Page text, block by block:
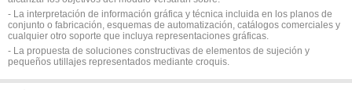
- La interpretación de información gráfica y técnica incluida en los planos de
conjunto o fabricación, esquemas de automatización, catálogos comerciales y
cualquier otro soporte que incluya representaciones gráficas.
- La propuesta de soluciones constructivas de elementos de sujeción y
pequeños utillajes representados mediante croquis.